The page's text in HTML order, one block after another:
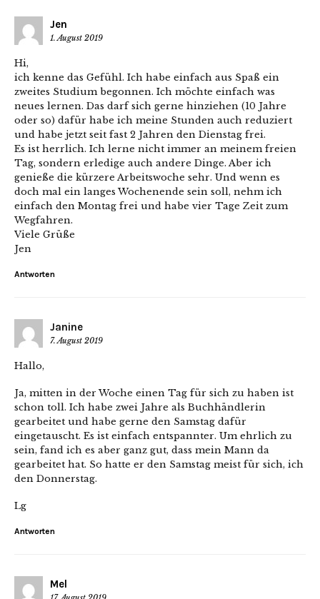
Jen
1. August 2019
Hi,
ich kenne das Gefühl. Ich habe einfach aus Spaß ein
zweites Studium begonnen. Ich möchte einfach was
neues lernen. Das darf sich gerne hinziehen (10 Jahre
oder so) dafür habe ich meine Stunden auch reduziert
und habe jetzt seit fast 2 Jahren den Dienstag frei.
Es ist herrlich. Ich lerne nicht immer an meinem freien
Tag, sondern erledige auch andere Dinge. Aber ich
genieße die kürzere Arbeitswoche sehr. Und wenn es
doch mal ein langes Wochenende sein soll, nehm ich
einfach den Montag frei und habe vier Tage Zeit zum
Wegfahren.
Viele Grüße
Jen
Antworten
Janine
7. August 2019
Hallo,
Ja, mitten in der Woche einen Tag für sich zu haben ist
schon toll. Ich habe zwei Jahre als Buchhändlerin
gearbeitet und habe gerne den Samstag dafür
eingetauscht. Es ist einfach entspannter. Um ehrlich zu
sein, fand ich es aber ganz gut, dass mein Mann da
gearbeitet hat. So hatte er den Samstag meist für sich, ich
den Donnerstag.
Lg
Antworten
Mel